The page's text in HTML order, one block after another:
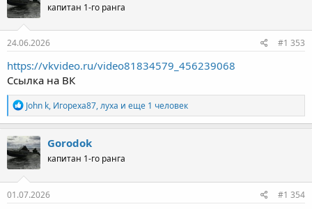
капитан 1-го ранга
24.06.2026 #1 353
https://vkvideo.ru/video81834579_456239068
Ссылка на ВК
Р
е
а
к
ц
и
и
:
John k, Игореха87,луха и еще 1 человек
Gorodok
капитан 1-го ранга
01.07.2026 #1 354